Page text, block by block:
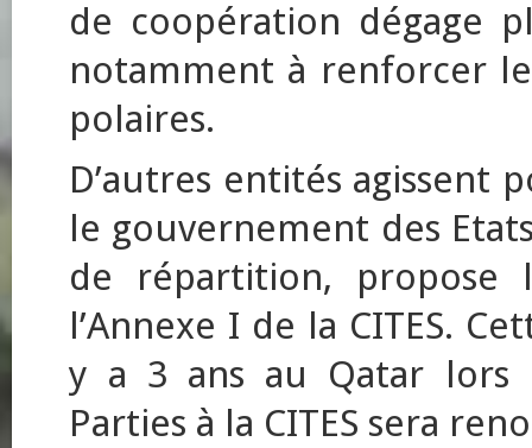
de coopération dégage
notamment à renforcer
polaires.
D’autres entités agissent
le gouvernement des
de répartition, propose
l’Annexe I de la CITES.
y a 3 ans au Qatar lors
Parties à la CITES sera